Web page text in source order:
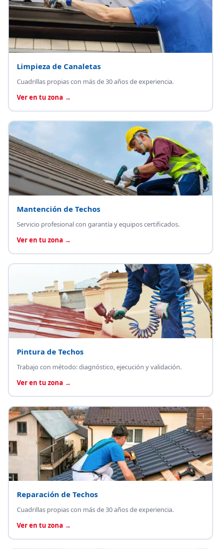
Limpieza de Canaletas
Cuadrillas propias con más de 30 años de experiencia.
Ver en tu zona →
Mantención de Techos
Servicio profesional con garantía y equipos certificados.
Ver en tu zona →
Pintura de Techos
Trabajo con método: diagnóstico, ejecución y validación.
Ver en tu zona →
Reparación de Techos
Cuadrillas propias con más de 30 años de experiencia.
Ver en tu zona →